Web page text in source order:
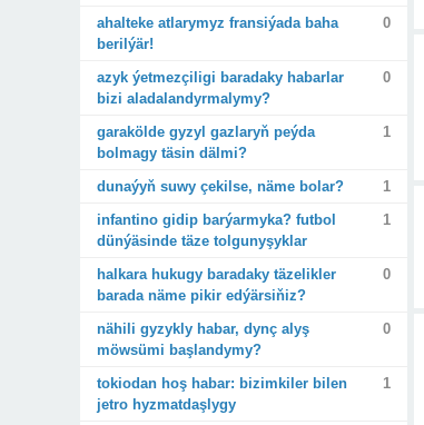
ahalteke atlarymyz fransiýada baha
berilýär!
0
azyk ýetmezçiligi baradaky habarlar
bizi aladalandyrmalymy?
0
garakölde gyzyl gazlaryň peýda
bolmagy täsin dälmi?
1
dunaýyň suwy çekilse, näme bolar?
1
infantino gidip barýarmyka? futbol
dünýäsinde täze tolgunyşyklar
1
halkara hukugy baradaky täzelikler
barada näme pikir edýärsiňiz?
0
nähili gyzykly habar, dynç alyş
möwsümi başlandymy?
0
tokiodan hoş habar: bizimkiler bilen
jetro hyzmatdaşlygy
1